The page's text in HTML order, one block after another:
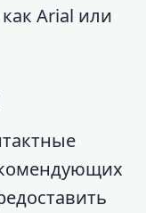
Arial или